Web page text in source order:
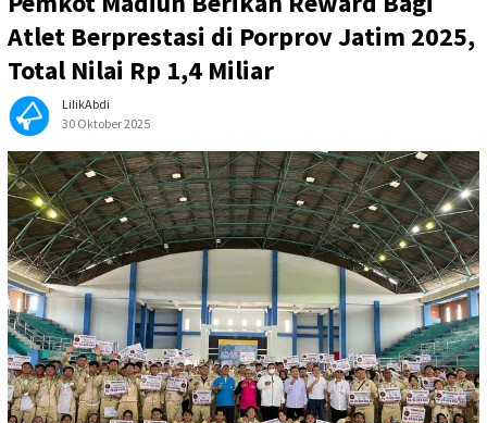
Atlet Berprestasi di Porprov Jatim 2025,
Total Nilai Rp 1,4 Miliar
LilikAbdi
30 Oktober 2025